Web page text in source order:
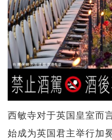
西敏寺对于英国皇室而
始成为英国君主举行加